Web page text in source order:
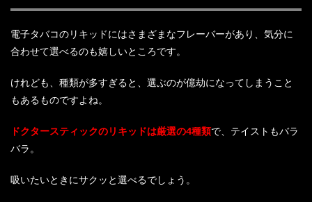
電子タバコのリキッドにはさまざまなフレーバーがあり、気分に
合わせて選べるのも嬉しいところです。
けれども、種類が多すぎると、選ぶのが億劫になってしまうこと
もあるものですよね。
ドクタースティックのリキッドは厳選の4種類で、テイストもバラ
バラ。
吸いたいときにサクッと選べるでしょう。